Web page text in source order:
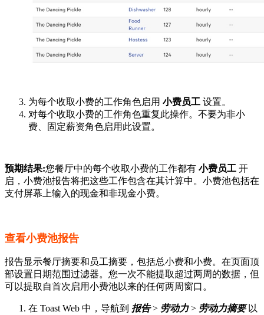
为每个收取小费的工作角色启用 小费员工 设置。
对每个收取小费的工作角色重复此操作。不要为非小
费、固定薪资角色启用此设置。
预期结果:您餐厅中的每个收取小费的工作都有 小费员工 开
启，小费池报告将把这些工作包含在其计算中。小费池包括在
支付屏幕上输入的现金和非现金小费。
查看小费池报告
报告显示餐厅摘要和员工摘要，包括总小费和小费。在页面顶
部设置日期范围过滤器。您一次不能提取超过两周的数据，但
可以提取自首次启用小费池以来的任何两周窗口。
在 Toast Web 中，导航到 报告> 劳动力> 劳动力摘要以